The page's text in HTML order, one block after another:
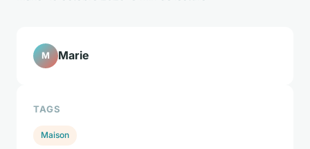
M Marie
TAGS
Maison